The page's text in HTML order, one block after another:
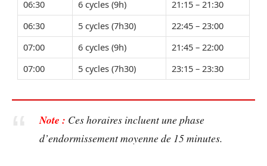
06:30 6 cycles (9h)
21:15 – 21:30
06:30
5 cycles (7h30)
22:45 – 23:00
07:00
6 cycles (9h)
21:45 – 22:00
07:00
5 cycles (7h30) 23:15 – 23:30
Note : Ces horaires incluent une phase
d’endormissement moyenne de 15 minutes.